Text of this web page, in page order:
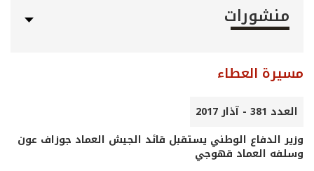
منشورات
مسيرة العطاء
العدد 381 - آذار 2017
وزير الدفاع الوطني يستقبل قائد الجيش العماد جوزاف عون
وسلفه العماد قهوجي